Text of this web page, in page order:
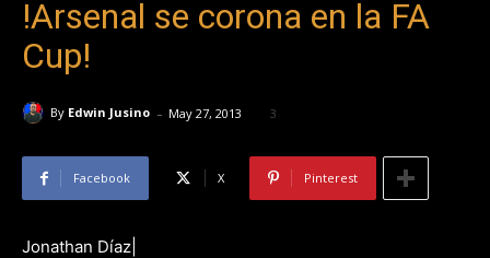
!Arsenal se corona en la FA
Cup!
By Edwin Jusino - May 27, 2013 3
Facebook X Pinterest
Jonathan Díaz|